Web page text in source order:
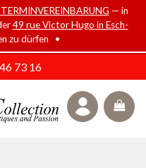
— in
49 rue Victor Hugo in Esch-
zu dürfen •
73 16